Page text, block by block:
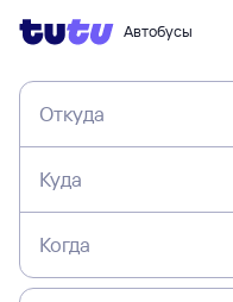
Автобусы
Откуда
Куда
Когда